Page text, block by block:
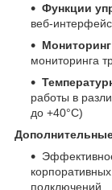
Функции
веб-
мониторинга
работы в
до +40°C)
подключений